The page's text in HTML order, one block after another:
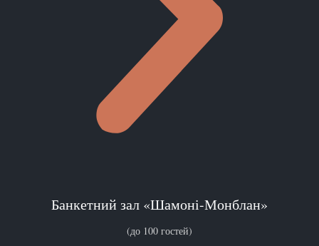
Банкетний зал «Шамоні-Монблан»
(до 100 гостей)